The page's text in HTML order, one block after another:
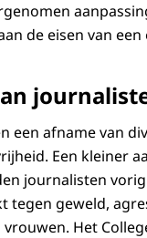
de eisen van
een afname van
Een kleiner
journalisten
geweld,
Het